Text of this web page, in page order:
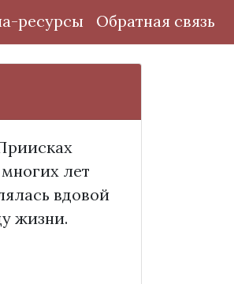
ресурсы Обратная связь
лет
вдовой
жизни.